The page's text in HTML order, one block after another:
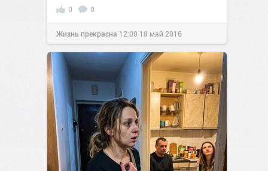
0 0
Жизнь прекрасна 12:00 18 май 2016